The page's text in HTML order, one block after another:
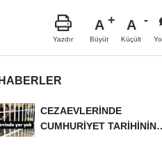
Yazdır
A
Büyüt
A
Küçült
CEZAEVLERİNDE
CUMHURİYET TARİHİNİN